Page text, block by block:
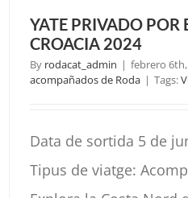
YATE PRIVADO POR
CROACIA 2024
By rodacat_admin | febrero
acompañados de Roda | Tags:
Data de sortida 5 de
Tipus de viatge: